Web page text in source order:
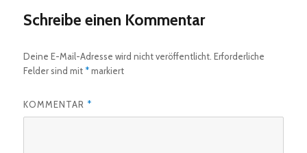
Schreibe einen Kommentar
Deine E-Mail-Adresse wird nicht veröffentlicht. Erforderliche
Felder sind mit *markiert
KOMMENTAR *